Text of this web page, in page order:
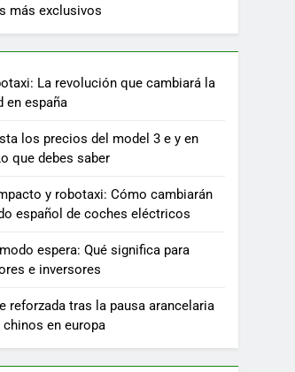
más exclusivos
La revolución que cambiará la
en españa
los precios del model 3 e y en
que debes saber
y robotaxi: Cómo cambiarán
español de coches eléctricos
espera: Qué significa para
e inversores
reforzada tras la pausa arancelaria
en europa